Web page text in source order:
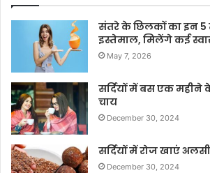
संतरे के छिलकों का इन 5
इस्तेमाल, मिलेंगे कई
May 7, 2026
सर्दियों में बस एक महीने
चाय
December 30, 2024
सर्दियों में रोज खाएं
December 30, 2024